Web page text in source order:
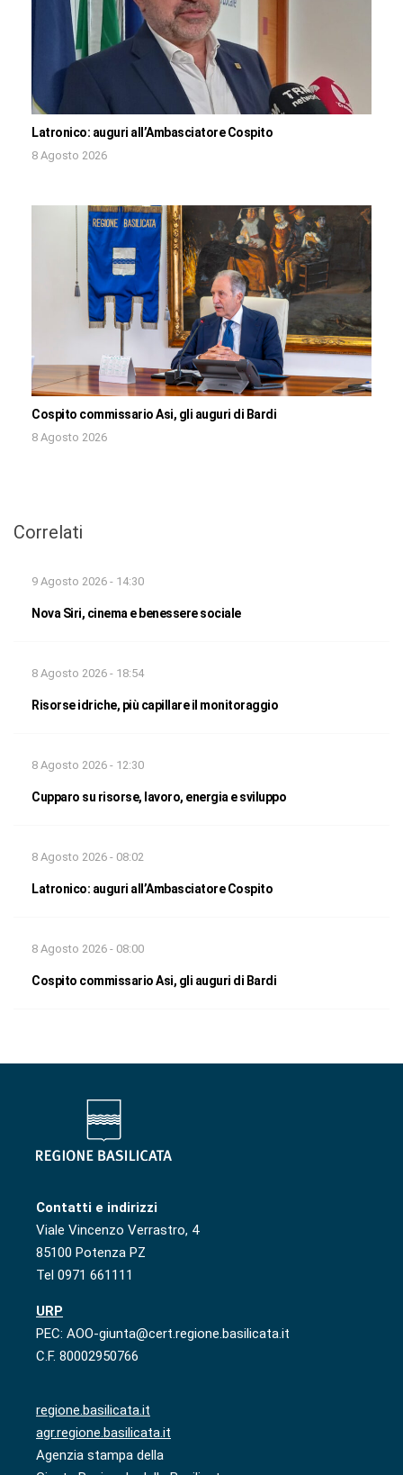
Latronico: auguri all’Ambasciatore Cospito
8 Agosto 2026
Cospito commissario Asi, gli auguri di Bardi
8 Agosto 2026
Correlati
9 Agosto 2026 - 14:30
Nova Siri, cinema e benessere sociale
8 Agosto 2026 - 18:54
Risorse idriche, più capillare il monitoraggio
8 Agosto 2026 - 12:30
Cupparo su risorse, lavoro, energia e sviluppo
8 Agosto 2026 - 08:02
Latronico: auguri all’Ambasciatore Cospito
8 Agosto 2026 - 08:00
Cospito commissario Asi, gli auguri di Bardi
Contatti e indirizzi
Viale Vincenzo Verrastro, 4
85100 Potenza PZ
Tel 0971 661111
URP
PEC: AOO-giunta@cert.regione.basilicata.it
C.F. 80002950766
regione.basilicata.it
agr.regione.basilicata.it
Agenzia stampa della